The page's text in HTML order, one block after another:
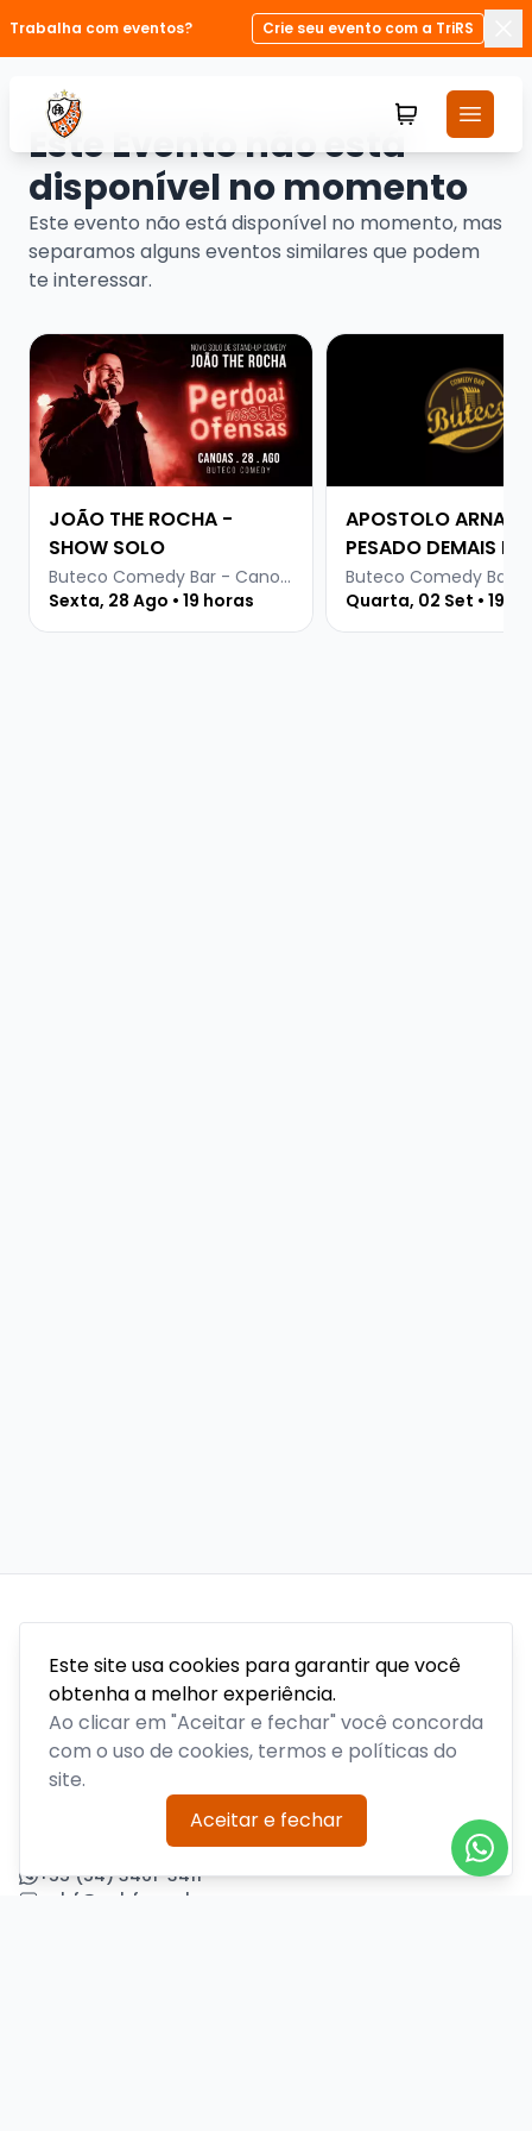
Este site usa cookies para garantir que você
obtenha a melhor experiência.
Ao clicar em "Aceitar e fechar" você concorda
com o uso de cookies, termos e políticas do
site.
Aceitar e fechar
Trabalha com eventos?
Crie seu evento com a TriRS
Este Evento não está
disponível no momento
Este evento não está disponível no momento, mas
separamos alguns eventos similares que podem
te interessar.
Veja mais sobre JOÃO THE ROCHA - SHOW SOLO
JOÃO THE ROCHA -
SHOW SOLO
Buteco Comedy Bar - Canoas
Sexta, 28 Ago • 19 horas
Veja mais sobre
APOSTOLO
PESADO DEMAIS
INTERNET
Quarta, 02 Set • 19
Acompanhe todas as notícias sobre o time, venda de
ingressos, serviços aos sócios, serviços aos torcedores e
informações sobre o clube.
Precisa de ajuda?
+55 (54) 3461-3411
acbf@acbf.com.br